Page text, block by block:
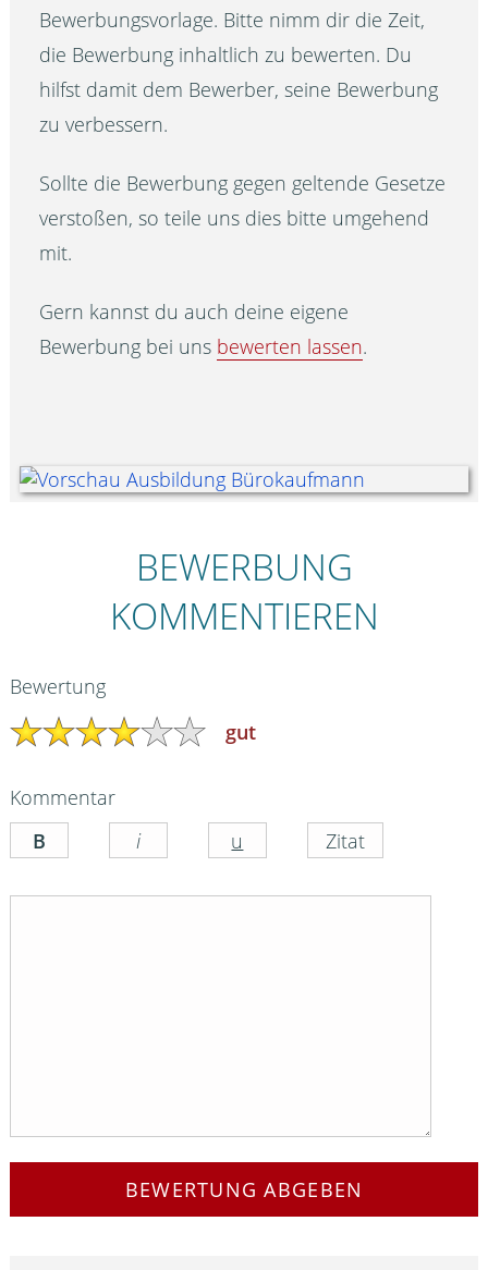
Bewerbungsvorlage. Bitte nimm dir die Zeit,
die Bewerbung inhaltlich zu bewerten. Du
hilfst damit dem Bewerber, seine Bewerbung
zu verbessern.
Sollte die Bewerbung gegen geltende Gesetze
verstoßen, so teile uns dies bitte umgehend
mit.
Gern kannst du auch deine eigene
Bewerbung bei uns bewerten lassen.
BEWERBUNG
KOMMENTIEREN
Bewertung
gut
Kommentar
BEWERTUNG ABGEBEN